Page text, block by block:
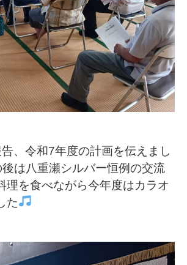
、令和7年度の計画を伝えまし
は八重瀬シルバー恒例の交流
理を食べながら今年度はカラオ
た